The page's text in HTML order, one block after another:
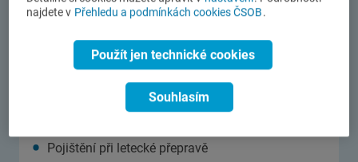
Letadla a vrtulníky
Sportovní létající zařízení (SLZ)
UAV a UAS komerčně využívané
Pojištění při letecké přepravě
najdete v Přehledu a podmínkách cookies ČSOB.
Použít jen technické cookies
Souhlasím